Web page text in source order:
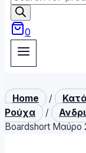
search
0
Home /
Ρούχα
/
Boardshort Μαύρο